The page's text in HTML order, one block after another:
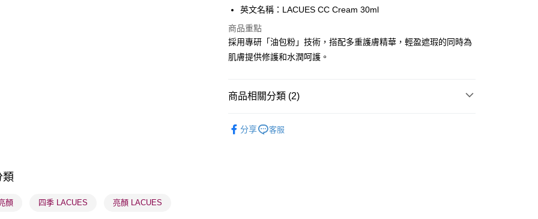
PayMe
WeChat Pay
BoC Pay
送貨方式
每筆HK$65.00，滿HK$300.00或以上免運費
英文名稱：LACUES CC Cream 30ml
商品重點
採用專研「油包粉」技術，搭配多重護膚精華，輕盈遮瑕的同時為
肌膚提供修護和水潤呵護。
商品相關分類 (2)
分享 客服
類
顏 四季 LACUES 亮顏 LACUES